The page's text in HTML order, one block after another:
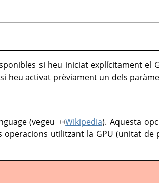
si heu iniciat explícitament el
heu activat prèviament un dels
(vegeu
Wikipedia). Aquesta
utilitzant la GPU (unitat de